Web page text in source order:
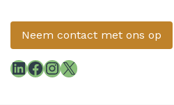
Neem contact met ons op
LinkedIn
Facebook
Instagram
X